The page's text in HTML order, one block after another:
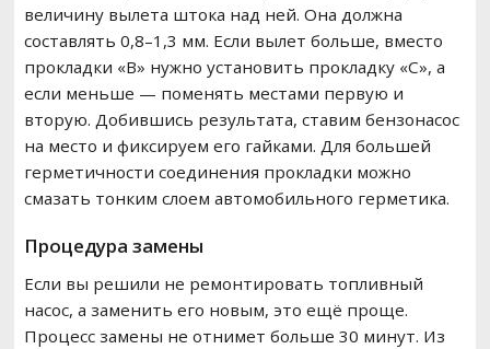
величину вылета штока над ней. Она должна
составлять 0,8–1,3 мм. Если вылет больше, вместо
прокладки «B» нужно установить прокладку «C», а
если меньше — поменять местами первую и
вторую. Добившись результата, ставим бензонасос
на место и фиксируем его гайками. Для большей
герметичности соединения прокладки можно
смазать тонким слоем автомобильного герметика.
Процедура замены
Если вы решили не ремонтировать топливный
насос, а заменить его новым, это ещё проще.
Процесс замены не отнимет больше 30 минут. Из